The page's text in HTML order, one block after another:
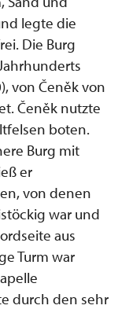
legte die
Die Burg
von Čeněk von
Čeněk nutzte
boten.
Burg mit
er
von denen
war und
aus
Turm war
durch den sehr